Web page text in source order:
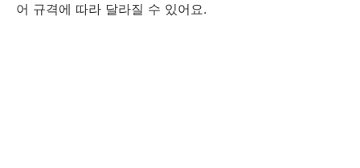
어 규격에 따라 달라질 수 있어요.